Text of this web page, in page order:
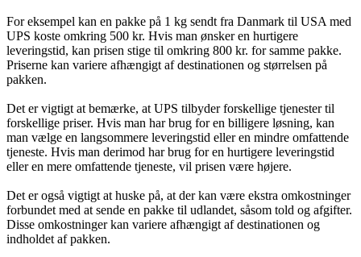
For eksempel kan en pakke på 1 kg sendt fra Danmark til USA med
UPS koste omkring 500 kr. Hvis man ønsker en hurtigere
leveringstid, kan prisen stige til omkring 800 kr. for samme pakke.
Priserne kan variere afhængigt af destinationen og størrelsen på
pakken.
Det er vigtigt at bemærke, at UPS tilbyder forskellige tjenester til
forskellige priser. Hvis man har brug for en billigere løsning, kan
man vælge en langsommere leveringstid eller en mindre omfattende
tjeneste. Hvis man derimod har brug for en hurtigere leveringstid
eller en mere omfattende tjeneste, vil prisen være højere.
Det er også vigtigt at huske på, at der kan være ekstra omkostninger
forbundet med at sende en pakke til udlandet, såsom told og afgifter.
Disse omkostninger kan variere afhængigt af destinationen og
indholdet af pakken.